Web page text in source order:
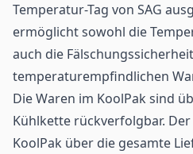
Temperatur-Tag von SAG
ermöglicht sowohl die
auch die Fälschungssicherheit
temperaturempfindlichen
Die Waren im KoolPak sind
Kühlkette rückverfolgbar.
KoolPak über die gesamte